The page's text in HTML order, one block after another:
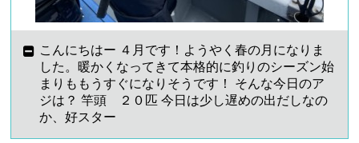
こんにちはー ４月です！ようやく春の月になりま
した。暖かくなってきて本格的に釣りのシーズン始
まりももうすぐになりそうです！ そんな今日のア
ジは？ 竿頭 ２０匹 今日は少し遅めの出だしなの
か、好スター